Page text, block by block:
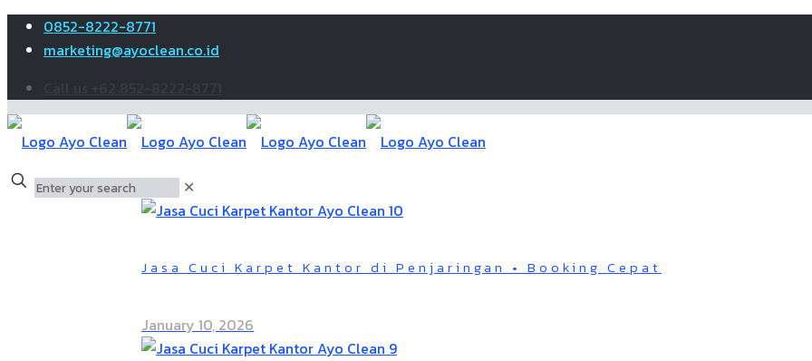
0852-8222-8771
marketing@ayoclean.co.id
✕
Jasa Cuci Karpet Kantor di Penjaringan • Booking Cepat
January 10, 2026